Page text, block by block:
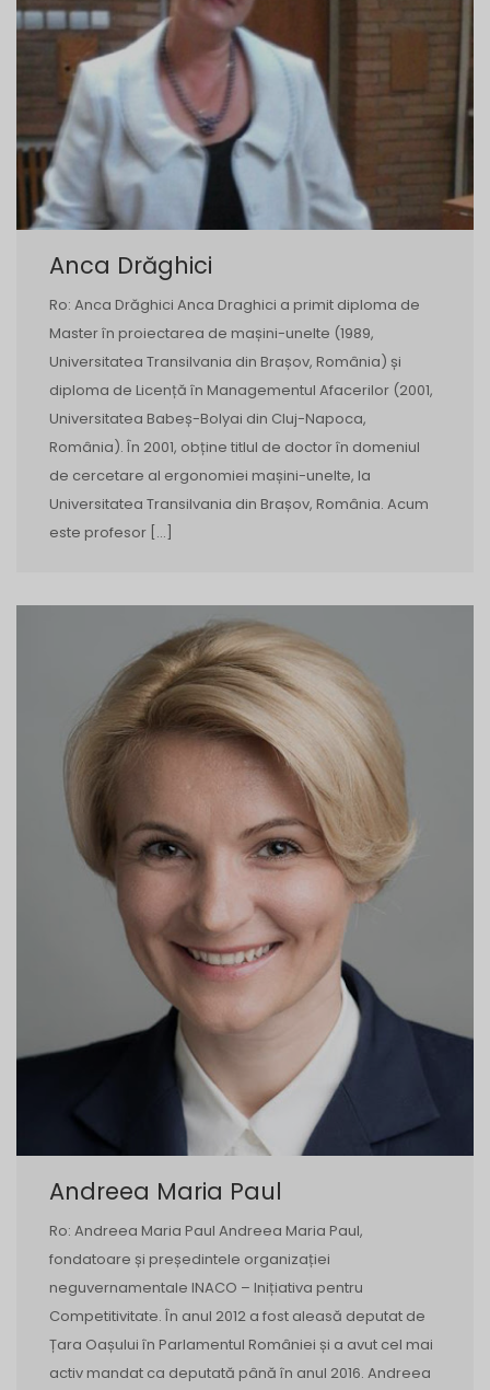
Anca Drăghici
Ro: Anca Drăghici Anca Draghici a primit diploma de
Master în proiectarea de mașini-unelte (1989,
Universitatea Transilvania din Brașov, România) și
diploma de Licență în Managementul Afacerilor (2001,
Universitatea Babeș-Bolyai din Cluj-Napoca,
România). În 2001, obține titlul de doctor în domeniul
de cercetare al ergonomiei mașini-unelte, la
Universitatea Transilvania din Brașov, România. Acum
este profesor […]
Andreea Maria Paul
Ro: Andreea Maria Paul Andreea Maria Paul,
fondatoare și președintele organizației
neguvernamentale INACO – Inițiativa pentru
Competitivitate. În anul 2012 a fost aleasă deputat de
Țara Oașului în Parlamentul României și a avut cel mai
activ mandat ca deputată până în anul 2016. Andreea